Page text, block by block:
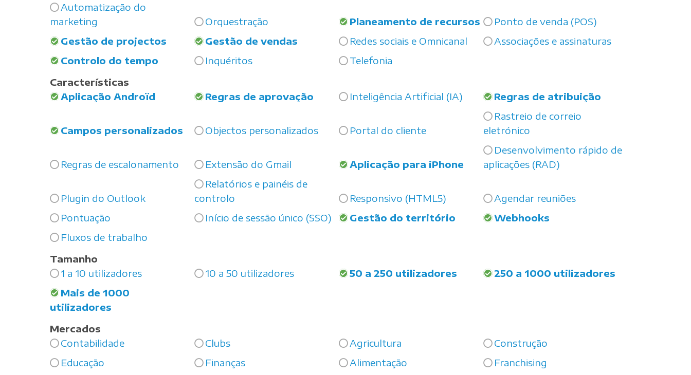
Automatização do
marketing
Orquestração Planeamento de recursos
Ponto de venda (POS)
Gestão de projectos
Gestão de vendas Redes sociais e Omnicanal
Associações e assinaturas
Controlo do tempo
Inquéritos
Telefonia
Características
Aplicação Androïd
Regras de aprovação Inteligência Artificial (IA) Regras de atribuição
Campos personalizados Objectos personalizados Portal do cliente
Rastreio de correio
eletrónico
Regras de escalonamento Extensão do Gmail Aplicação para iPhone
Desenvolvimento rápido de
aplicações (RAD)
Plugin do Outlook
Relatórios e painéis de
controlo
Responsivo (HTML5)
Agendar reuniões
Pontuação
Início de sessão único (SSO) Gestão do território
Webhooks
Fluxos de trabalho
Tamanho
1 a 10 utilizadores
10 a 50 utilizadores 50 a 250 utilizadores
250 a 1000 utilizadores
Mais de 1000
utilizadores
Mercados
Contabilidade
Clubs Agricultura
Construção
Educação
Finanças Alimentação
Franchising